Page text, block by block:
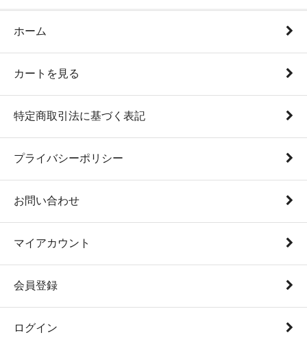
ホーム
カートを見る
特定商取引法に基づく表記
プライバシーポリシー
お問い合わせ
マイアカウント
会員登録
ログイン